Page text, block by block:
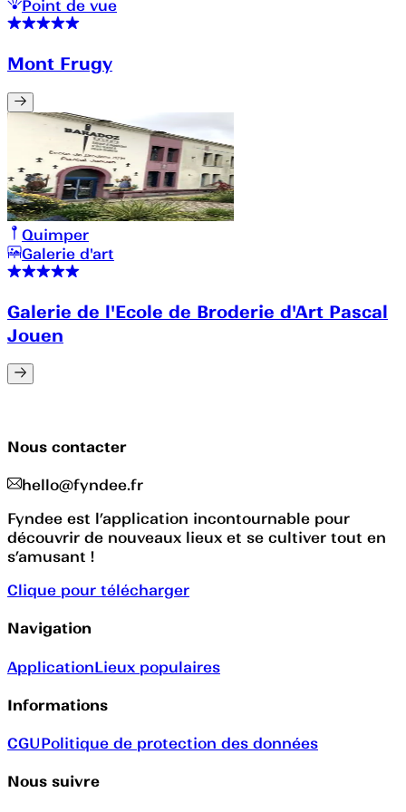
Point de vue
Mont Frugy
Quimper
Galerie d'art
Galerie de l'Ecole de Broderie d'Art Pascal
Jouen
Nous contacter
hello@fyndee.fr
Fyndee est l’application incontournable pour
découvrir de nouveaux lieux et se cultiver tout en
s’amusant !
Clique pour télécharger
Navigation
ApplicationLieux populaires
Informations
CGUPolitique de protection des données
Nous suivre